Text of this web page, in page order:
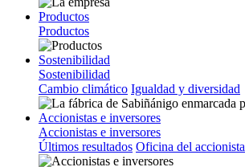
Productos
Productos
Sostenibilidad
Sostenibilidad
Cambio climático Igualdad y diversidad
Accionistas e inversores
Accionistas e inversores
Últimos resultados Oficina del accionista